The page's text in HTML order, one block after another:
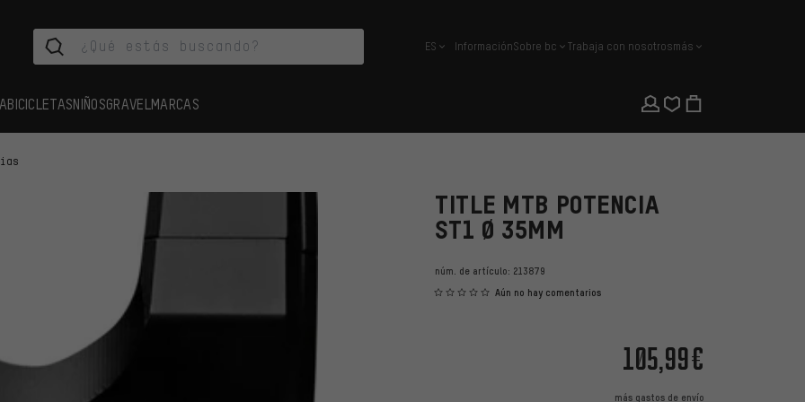
español
ES InformaciónSobre bc Trabaja con nosotrosmás
BICICLETASNIÑOSGRAVEL MARCAS
TITLE MTB POTENCIA
ST1 Ø 35MM
núm. de artículo: 213879
Aún no hay comentarios
105,99€
más gastos de envío